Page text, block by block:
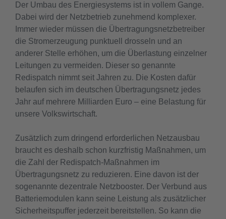
Der Umbau des Energiesystems ist in vollem Gange.
Dabei wird der Netzbetrieb zunehmend komplexer.
Immer wieder müssen die Übertragungsnetzbetreiber
die Stromerzeugung punktuell drosseln und an
anderer Stelle erhöhen, um die Überlastung einzelner
Leitungen zu vermeiden. Dieser so genannte
Redispatch nimmt seit Jahren zu. Die Kosten dafür
belaufen sich im deutschen Übertragungsnetz jedes
Jahr auf mehrere Milliarden Euro – eine Belastung für
unsere Volkswirtschaft.
Zusätzlich zum dringend erforderlichen Netzausbau
braucht es deshalb schon kurzfristig Maßnahmen, um
die Zahl der Redispatch-Maßnahmen im
Übertragungsnetz zu reduzieren. Eine davon ist der
sogenannte dezentrale Netzbooster. Der Verbund aus
Batteriemodulen kann seine Leistung als zusätzlicher
Sicherheitspuffer jederzeit bereitstellen. So kann die